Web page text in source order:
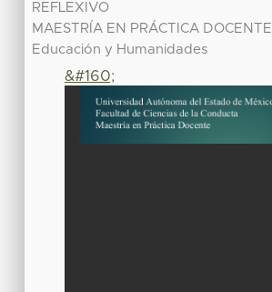
REFLEXIVO
MAESTRÍA EN PRÁCTICA DOCENTE
Educación y Humanidades
&#160;